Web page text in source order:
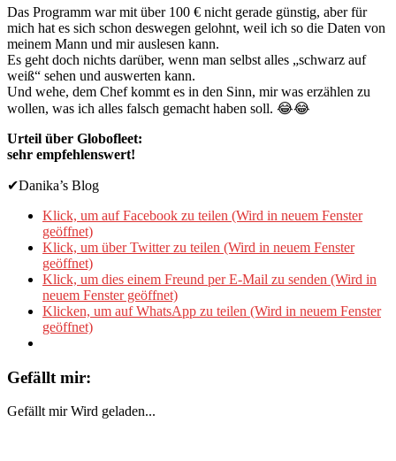
Das Programm war mit über 100 € nicht gerade günstig, aber für
mich hat es sich schon deswegen gelohnt, weil ich so die Daten von
meinem Mann und mir auslesen kann.
Es geht doch nichts darüber, wenn man selbst alles „schwarz auf
weiß“ sehen und auswerten kann.
Und wehe, dem Chef kommt es in den Sinn, mir was erzählen zu
wollen, was ich alles falsch gemacht haben soll. 😂😂
Urteil über Globofleet:
sehr empfehlenswert!
✔Danika’s Blog
Klick, um auf Facebook zu teilen (Wird in neuem Fenster
geöffnet)
Klick, um über Twitter zu teilen (Wird in neuem Fenster
geöffnet)
Klick, um dies einem Freund per E-Mail zu senden (Wird in
neuem Fenster geöffnet)
Klicken, um auf WhatsApp zu teilen (Wird in neuem Fenster
geöffnet)
Gefällt mir:
Gefällt mir Wird geladen...